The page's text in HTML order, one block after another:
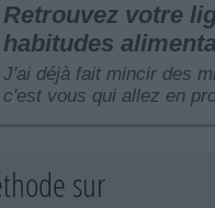
Retrouvez votre
habitudes
J'ai déjà fait mincir des
c'est vous qui allez en
sur